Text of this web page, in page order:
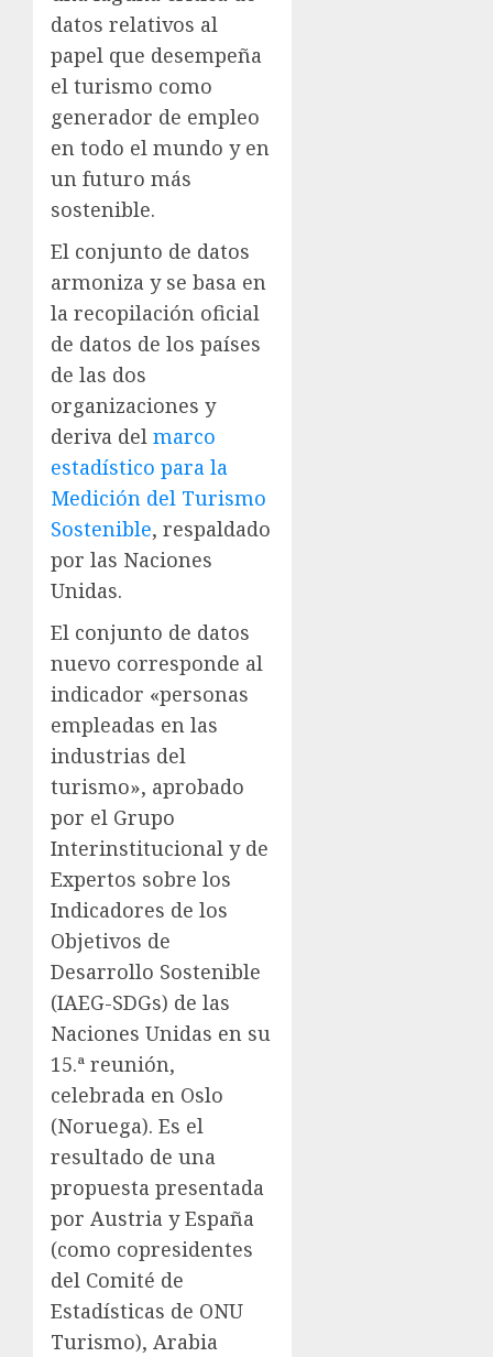
datos relativos al
papel que desempeña
el turismo como
generador de empleo
en todo el mundo y en
un futuro más
sostenible.
El conjunto de datos
armoniza y se basa en
la recopilación oficial
de datos de los países
de las dos
organizaciones y
deriva del marco
estadístico para la
Medición del Turismo
Sostenible, respaldado
por las Naciones
Unidas.
El conjunto de datos
nuevo corresponde al
indicador «personas
empleadas en las
industrias del
turismo», aprobado
por el Grupo
Interinstitucional y de
Expertos sobre los
Indicadores de los
Objetivos de
Desarrollo Sostenible
(IAEG-SDGs) de las
Naciones Unidas en su
15.ª reunión,
celebrada en Oslo
(Noruega). Es el
resultado de una
propuesta presentada
por Austria y España
(como copresidentes
del Comité de
Estadísticas de ONU
Turismo), Arabia